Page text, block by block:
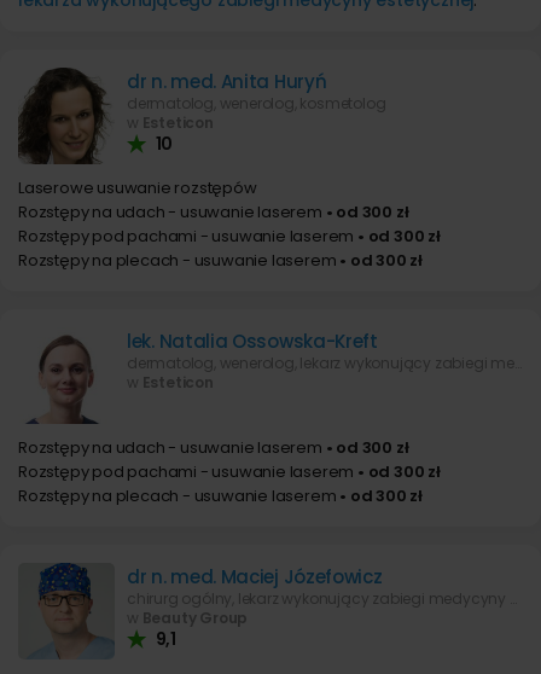
dr n. med. Anita Huryń
dermatolog, wenerolog, kosmetolog
w Esteticon
10
Laserowe usuwanie rozstępów
Rozstępy na udach - usuwanie laserem • od 300 zł
Rozstępy pod pachami - usuwanie laserem • od 300 zł
Rozstępy na plecach - usuwanie laserem • od 300 zł
lek. Natalia Ossowska-Kreft
dermatolog, wenerolog, lekarz wykonujący zabiegi medycyny estetycznej
w Esteticon
Rozstępy na udach - usuwanie laserem • od 300 zł
Rozstępy pod pachami - usuwanie laserem • od 300 zł
Rozstępy na plecach - usuwanie laserem • od 300 zł
dr n. med. Maciej Józefowicz
w Beauty Group
9,1